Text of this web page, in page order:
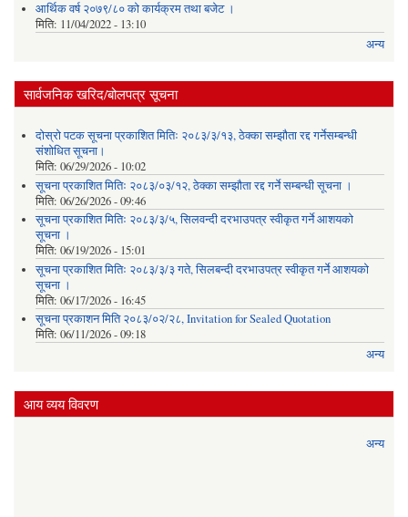
आर्थिक वर्ष २०७९/८० को कार्यक्रम तथा बजेट ।
मिति: 11/04/2022 - 13:10
अन्य
सार्वजनिक खरिद/बोलपत्र सूचना
दोस्रो पटक सूचना प्रकाशित मितिः २०८३/३/१३, ठेक्का सम्झौता रद्द गर्नेसम्बन्धी
संशोधित सूचना।
मिति: 06/29/2026 - 10:02
सूचना प्रकाशित मितिः २०८३/०३/१२, ठेक्का सम्झौता रद्द गर्ने सम्बन्धी सूचना ।
मिति: 06/26/2026 - 09:46
सूचना प्रकाशित मितिः २०८३/३/५, सिलवन्दी दरभाउपत्र स्वीकृत गर्ने आशयको
सूचना ।
मिति: 06/19/2026 - 15:01
सूचना प्रकाशित मितिः २०८३/३/३ गते, सिलबन्दी दरभाउपत्र स्वीकृत गर्ने आशयको
सूचना ।
मिति: 06/17/2026 - 16:45
सूचना प्रकाशन मिति २०८३/०२/२८, Invitation for Sealed Quotation
मिति: 06/11/2026 - 09:18
अन्य
आय व्यय विवरण
अन्य